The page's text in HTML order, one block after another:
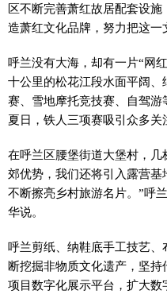
区不断完善萧红故居配套设
造萧红文化品牌，努力把这一
呼兰没有大海，却有一片“网
十公里的松花江段水面平阔
赛、雪地摩托竞技赛、自驾游
夏日，铁人三项赛吸引众多关
在呼兰区腰堡街道大堡村，
郊优势，我们还将引入露营基
不断擦亮乡村旅游名片。”呼
华说。
呼兰剪纸、纳鞋底手工技艺
断挖掘非物质文化遗产，坚
项目数字化展示平台，扩大数